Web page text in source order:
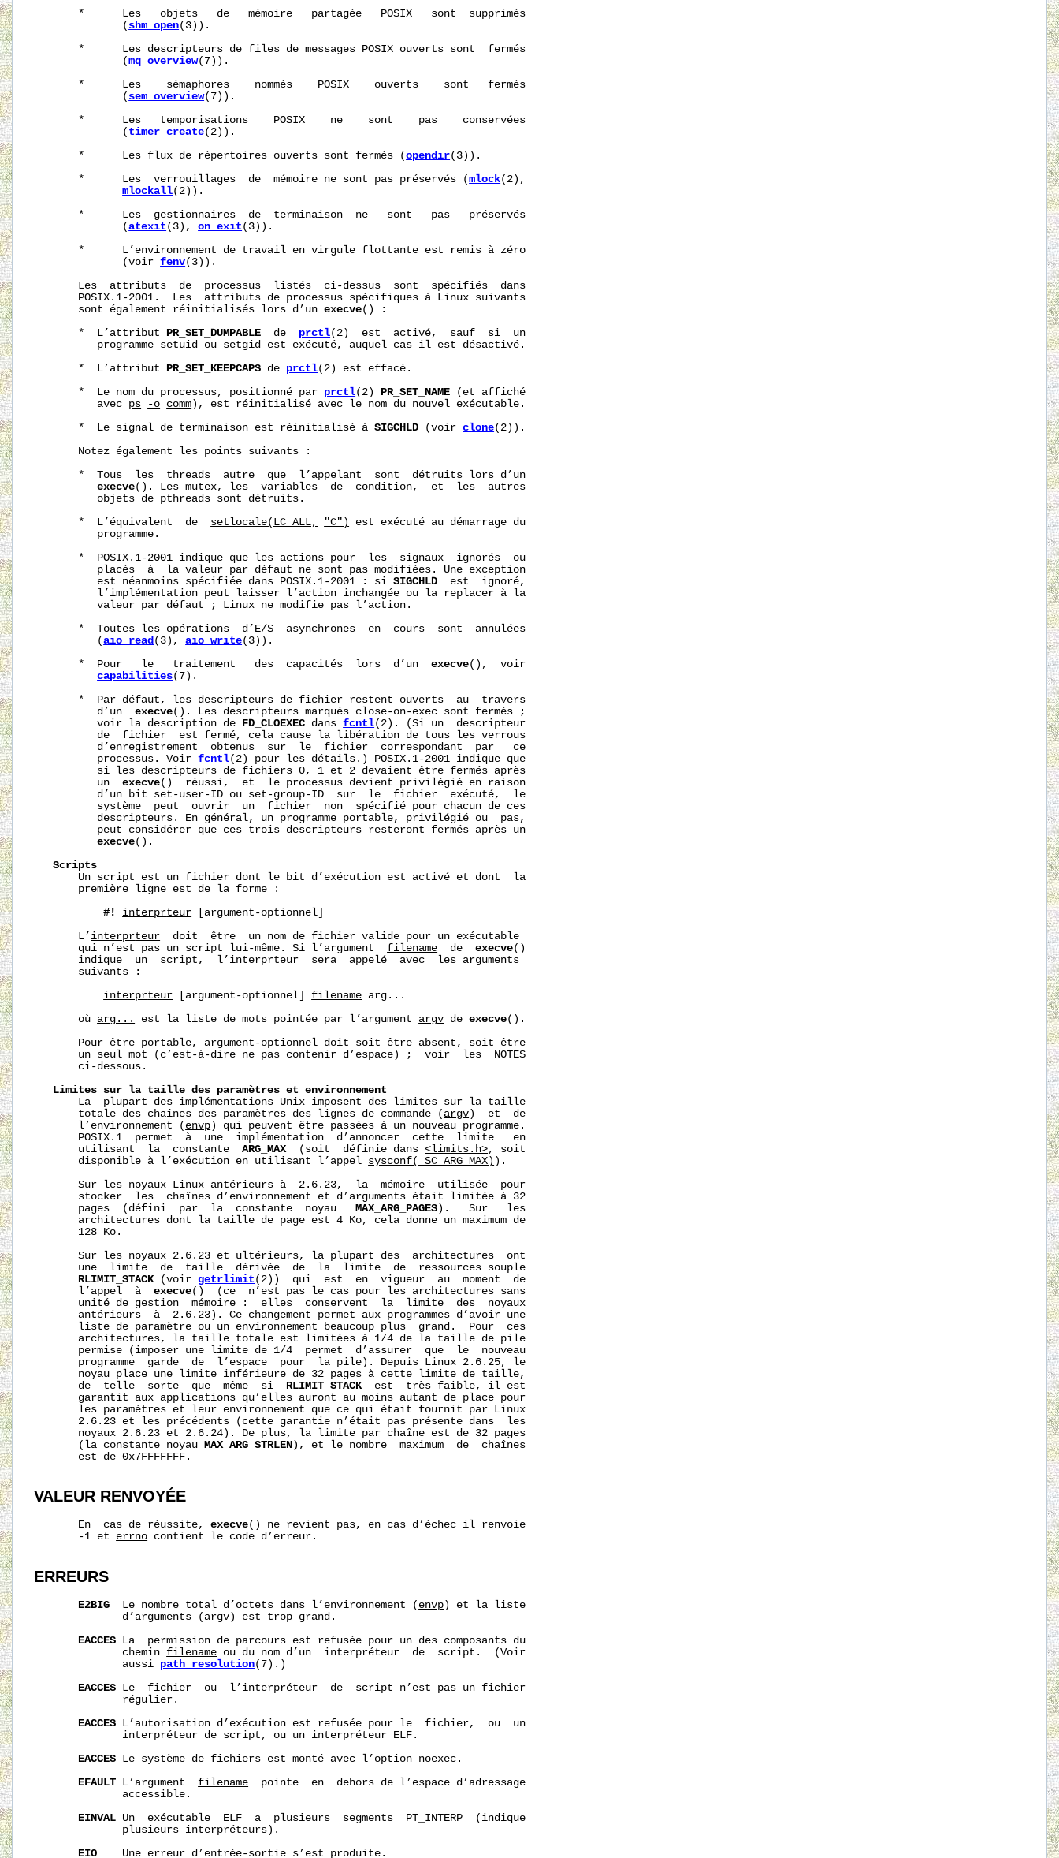
       *      Les   objets   de   mémoire   partagée   POSIX   sont  supprimés
              (
shm_open(3)).
       *      Les descripteurs de files de messages POSIX ouverts sont  fermés
              (
mq_overview(7)).
       *      Les    sémaphores    nommés    POSIX    ouverts    sont   fermés
              (
sem_overview(7)).
       *      Les   temporisations    POSIX    ne    sont    pas    conservées
              (
timer_create(2)).
       *      Les flux de répertoires ouverts sont fermés (
opendir(3)).
       *      Les  verrouillages  de  mémoire ne sont pas préservés (
mlock(2),
mlockall(2)).
       *      Les  gestionnaires  de  terminaison  ne   sont   pas   préservés
              (
atexit (3), on_exit (3)).
       *      L’environnement de travail en virgule flottante est remis à zéro
              (voir
fenv(3)).
       Les  attributs  de  processus  listés  ci‐dessus  sont  spécifiés  dans
       POSIX.1-2001.  Les  attributs de processus spécifiques à Linux suivants
       sont également réinitialisés lors d’un
execve() :
       *  L’attribut
PR_SET_DUMPABLE
  de
prctl(2)  est  activé,  sauf  si  un
          programme setuid ou setgid est exécuté, auquel cas il est désactivé.
       *  L’attribut
PR_SET_KEEPCAPS de prctl(2) est effacé.
       *  Le nom du processus, positionné par
prctl(2) PR_SET_NAME (et affiché
          avec
ps -o comm), est réinitialisé avec le nom du nouvel exécutable.
       *  Le signal de terminaison est réinitialisé à
SIGCHLD (voir clone(2)).
       Notez également les points suivants :
       *  Tous  les  threads  autre  que  l’appelant  sont  détruits lors d’un
execve(). Les mutex, les  variables  de  condition,  et  les  autres
          objets de pthreads sont détruits.
       *  L’équivalent  de
setlocale(LC_ALL, "C")
est exécuté au démarrage du
          programme.
       *  POSIX.1-2001 indique que les actions pour  les  signaux  ignorés  ou
          placés  à  la valeur par défaut ne sont pas modifiées. Une exception
          est néanmoins spécifiée dans POSIX.1-2001 : si
SIGCHLD
  est  ignoré,
          l’implémentation peut laisser l’action inchangée ou la replacer à la
          valeur par défaut ; Linux ne modifie pas l’action.
       *  Toutes les opérations  d’E/S  asynchrones  en  cours  sont  annulées
          (
aio_read (3), aio_write(3)).
       *  Pour   le   traitement   des  capacités  lors  d’un
execve(),  voir
capabilities(7).
       *  Par défaut, les descripteurs de fichier restent ouverts  au  travers
          d’un
execve(). Les descripteurs marqués close‐on‐exec sont fermés ;
          voir la description de
FD_CLOEXEC dans fcntl(2). (Si un  descripteur
          de  fichier  est fermé, cela cause la libération de tous les verrous
          d’enregistrement  obtenus  sur  le  fichier  correspondant  par   ce
          processus. Voir
fcntl(2) pour les détails.) POSIX.1-2001 indique que
          si les descripteurs de fichiers 0, 1 et 2 devaient être fermés après
          un
execve()  réussi,  et  le processus devient privilégié en raison
          d’un bit set-user-ID ou set-group-ID  sur  le  fichier  exécuté,  le
          système  peut  ouvrir  un  fichier  non  spécifié pour chacun de ces
          descripteurs. En général, un programme portable, privilégié ou  pas,
          peut considérer que ces trois descripteurs resteront fermés après un
execve().
Scripts
       Un script est un fichier dont le bit d’exécution est activé et dont  la
       première ligne est de la forme :
#!
interprteur [argument-optionnel]
       L’
interprteur
  doit  être  un nom de fichier valide pour un exécutable
       qui n’est pas un script lui‐même. Si l’argument
filename
  de
execve()
       indique  un  script,  l’
interprteur
  sera  appelé  avec  les arguments
       suivants :
interprteur [argument-optionnel] filename arg...
       où
arg... est la liste de mots pointée par l’argument argv de execve().
       Pour être portable,
argument-optionnel doit soit être absent, soit être
       un seul mot (c’est‐à‐dire ne pas contenir d’espace) ;  voir  les  NOTES
       ci‐dessous.
Limites sur la taille des paramètres et
environnement
       La  plupart des implémentations Unix imposent des limites sur la taille
       totale des chaînes des paramètres des lignes de commande (
argv)  et  de
       l’environnement (
envp) qui peuvent être passées à un nouveau programme.
       POSIX.1  permet  à  une  implémentation  d’annoncer  cette  limite   en
       utilisant  la  constante
ARG_MAX
  (soit  définie dans
<limits.h>, soit
       disponible à l’exécution en utilisant l’appel
sysconf(_SC_ARG_MAX) ).
       Sur les noyaux Linux antérieurs à  2.6.23,  la  mémoire  utilisée  pour
       stocker  les  chaînes d’environnement et d’arguments était limitée à 32
       pages  (défini  par  la  constante  noyau
MAX_ARG_PAGES).   Sur   les
       architectures dont la taille de page est 4 Ko, cela donne un maximum de
       128 Ko.
       Sur les noyaux 2.6.23 et ultérieurs, la plupart des  architectures  ont
       une  limite  de  taille  dérivée  de  la  limite  de  ressources souple
RLIMIT_STACK (voir getrlimit (2))  qui  est  en  vigueur  au  moment  de
       l’appel  à
execve()  (ce  n’est pas le cas pour les architectures sans
       unité de gestion  mémoire :  elles  conservent  la  limite  des  noyaux
       antérieurs  à  2.6.23). Ce changement permet aux programmes d’avoir une
       liste de paramètre ou un environnement beaucoup plus  grand.  Pour  ces
       architectures, la taille totale est limitées à 1/4 de la taille de pile
       permise (imposer une limite de 1/4  permet  d’assurer  que  le  nouveau
       programme  garde  de  l’espace  pour  la pile). Depuis Linux 2.6.25, le
       noyau place une limite inférieure de 32 pages à cette limite de taille,
       de  telle  sorte  que  même  si
RLIMIT_STACK
  est  très faible, il est
       garantit aux applications qu’elles auront au moins autant de place pour
       les paramètres et leur environnement que ce qui était fournit par Linux
       2.6.23 et les précédents (cette garantie n’était pas présente dans  les
       noyaux 2.6.23 et 2.6.24). De plus, la limite par chaîne est de 32 pages
       (la constante noyau
MAX_ARG_STRLEN), et le nombre  maximum  de  chaînes
       est de 0x7FFFFFFF.
VALEUR RENVOYÉE
       En  cas de réussite,
execve() ne revient pas, en cas d’échec il renvoie
       -1 et
errno contient le code d’erreur.
ERREURS
E2BIG
  Le nombre total d’octets dans l’environnement (
envp ) et la liste
              d’arguments (
argv ) est trop grand.
EACCES La  permission de parcours est refusée pour un des composants du
              chemin
filename ou du nom d’un  interpréteur  de  script.  (Voir
              aussi
path_resolution(7).)
EACCES Le  fichier  ou  l’interpréteur  de  script n’est pas un fichier
              régulier.
EACCES L’autorisation d’exécution est refusée pour le  fichier,  ou  un
              interpréteur de script, ou un interpréteur ELF.
EACCES Le système de fichiers est monté avec l’option noexec .
EFAULT L’argument filename
  pointe  en  dehors de l’espace d’adressage
              accessible.
EINVAL Un  exécutable  ELF  a  plusieurs  segments  PT_INTERP  (indique
              plusieurs interpréteurs).
EIO
    Une erreur d’entrée-sortie s’est produite.